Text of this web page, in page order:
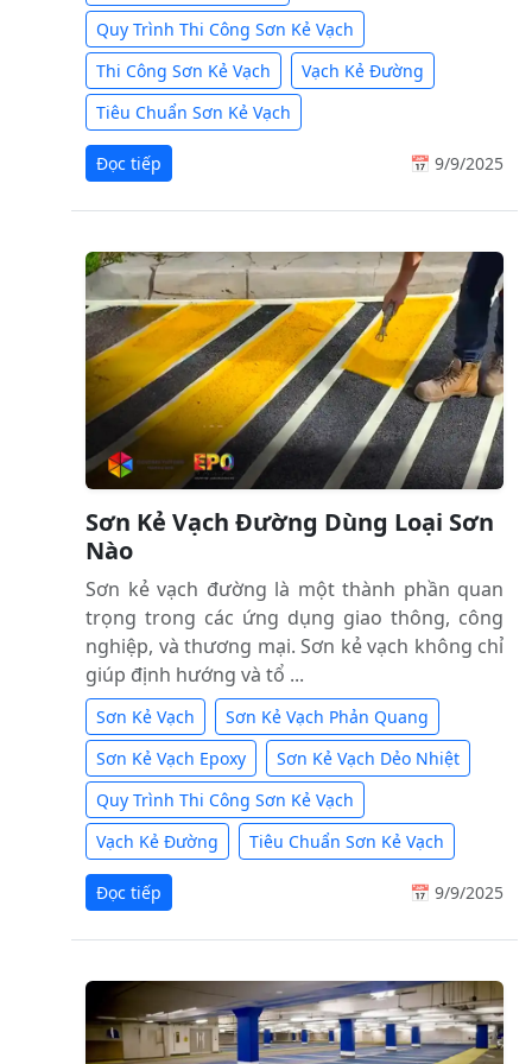
Quy Trình Thi Công Sơn Kẻ Vạch
Thi Công Sơn Kẻ Vạch
Vạch Kẻ Đường
Tiêu Chuẩn Sơn Kẻ Vạch
Đọc tiếp 📅 9/9/2025
Sơn Kẻ Vạch Đường Dùng Loại Sơn
Nào
Sơn kẻ vạch đường là một thành phần quan
trọng trong các ứng dụng giao thông, công
nghiệp, và thương mại. Sơn kẻ vạch không chỉ
giúp định hướng và tổ ...
Sơn Kẻ Vạch
Sơn Kẻ Vạch Phản Quang
Sơn Kẻ Vạch Epoxy
Sơn Kẻ Vạch Dẻo Nhiệt
Quy Trình Thi Công Sơn Kẻ Vạch
Vạch Kẻ Đường
Tiêu Chuẩn Sơn Kẻ Vạch
Đọc tiếp 📅 9/9/2025